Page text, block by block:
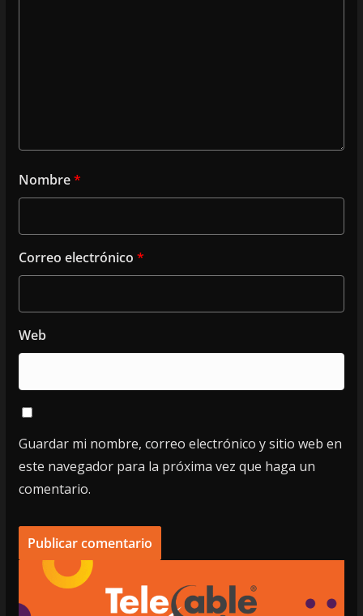
Nombre*
Correo electrónico *
Web
Guardar mi nombre, correo electrónico y sitio web en
este navegador para la próxima vez que haga un
comentario.